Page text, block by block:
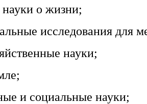
о жизни;
исследования для
науки;
и социальные науки;